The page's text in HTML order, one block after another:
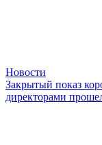
Новости
Закрытый показ
директорами